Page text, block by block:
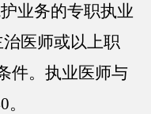
业务的专职执业
医师或以上职
件。执业医师与